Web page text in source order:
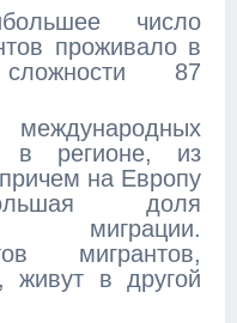
число
проживало в
87
в регионе, из
на Европу
доля
миграции.
мигрантов,
живут в другой